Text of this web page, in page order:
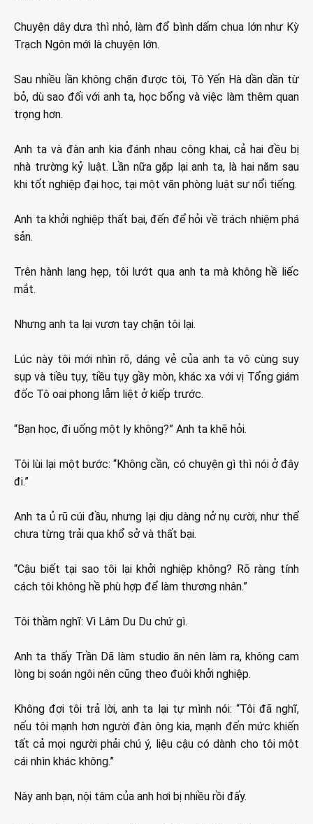
Chuyện dây dưa thì nhỏ, làm đổ bình dấm chua lớn như Kỳ
Trạch Ngôn mới là chuyện lớn.
Sau nhiều lần không chặn được tôi, Tô Yến Hà dần dần từ
bỏ, dù sao đối với anh ta, học bổng và việc làm thêm quan
trọng hơn.
Anh ta và đàn anh kia đánh nhau công khai, cả hai đều bị
nhà trường kỷ luật. Lần nữa gặp lại anh ta, là hai năm sau
khi tốt nghiệp đại học, tại một văn phòng luật sư nổi tiếng.
Anh ta khởi nghiệp thất bại, đến để hỏi về trách nhiệm phá
sản.
Trên hành lang hẹp, tôi lướt qua anh ta mà không hề liếc
mắt.
Nhưng anh ta lại vươn tay chặn tôi lại.
Lúc này tôi mới nhìn rõ, dáng vẻ của anh ta vô cùng suy
sụp và tiều tụy, tiều tụy gầy mòn, khác xa với vị Tổng giám
đốc Tô oai phong lẫm liệt ở kiếp trước.
“Bạn học, đi uống một ly không?” Anh ta khẽ hỏi.
Tôi lùi lại một bước: “Không cần, có chuyện gì thì nói ở đây
đi.”
Anh ta ủ rũ cúi đầu, nhưng lại dịu dàng nở nụ cười, như thể
chưa từng trải qua khổ sở và thất bại.
“Cậu biết tại sao tôi lại khởi nghiệp không? Rõ ràng tính
cách tôi không hề phù hợp để làm thương nhân.”
Tôi thầm nghĩ: Vì Lâm Du Du chứ gì.
Anh ta thấy Trần Dã làm studio ăn nên làm ra, không cam
lòng bị soán ngôi nên cũng theo đuôi khởi nghiệp.
Không đợi tôi trả lời, anh ta lại tự mình nói: “Tôi đã nghĩ,
nếu tôi mạnh hơn người đàn ông kia, mạnh đến mức khiến
tất cả mọi người phải chú ý, liệu cậu có dành cho tôi một
cái nhìn khác không.”
Này anh bạn, nội tâm của anh hơi bị nhiều rồi đấy.